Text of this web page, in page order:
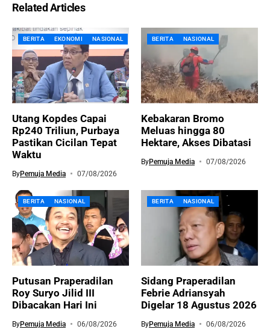
Related Articles
BERITA EKONOMI NASIONAL
Utang Kopdes Capai
Rp240 Triliun, Purbaya
Pastikan Cicilan Tepat
Waktu
ByPemuja Media 07/08/2026
BERITA NASIONAL
Kebakaran Bromo
Meluas hingga 80
Hektare, Akses Dibatasi
ByPemuja Media 07/08/2026
BERITA NASIONAL
Putusan Praperadilan
Roy Suryo Jilid III
Dibacakan Hari Ini
ByPemuja Media 06/08/2026
BERITA NASIONAL
Sidang Praperadilan
Febrie Adriansyah
Digelar 18 Agustus 2026
ByPemuja Media 06/08/2026